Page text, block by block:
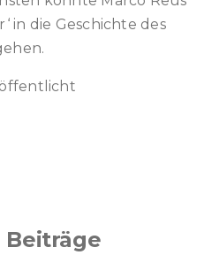
in die Geschichte des